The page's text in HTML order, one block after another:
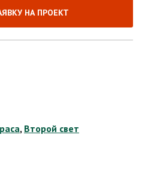
НА ПРОЕКТ
, Второй свет